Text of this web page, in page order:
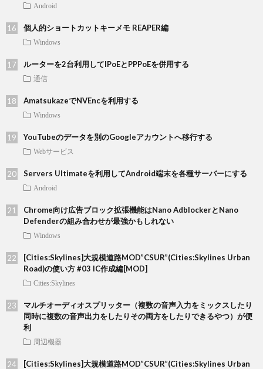
Android
個人的ショートカットキーメモ REAPER編
Windows
ルーターを2台利用してIPoEとPPPoEを併用する
通信
AmatsukazeでNVEncを利用する
Windows
YouTubeのデータを別のGoogleアカウントへ移行する
Webサービス
Servers Ultimateを利用してAndroid端末を各種サーバーにする
Android
Chrome向け広告ブロック拡張機能はNano AdblockerとNano
Defenderの組み合わせが最強かもしれない
Windows
[Cities:Skylines]大規模道路MOD”CSUR”(Cities:Skylines Urban
Road)の使い方 #03 IC作成編[MOD]
Cities:Skylines
マルチオーディオスプリッター（複数の音声入力をミックスしたり
同時に複数の音声出力をしたりその両方をしたりできるやつ）が便
利
周辺機器
[Cities:Skylines]大規模道路MOD”CSUR”(Cities:Skylines Urban